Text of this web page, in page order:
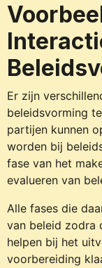
Er zijn
beleidsvorming
partijen kunnen
worden bij
fase van het
evalueren van
Alle fases die
van beleid zodra
helpen bij het
voorbereiding